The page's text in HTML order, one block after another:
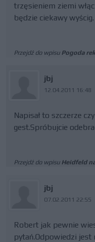
trzęsieniem ziemi
będzie ciekawy wyścig.
Przejdź do wpisu Pogoda
jbj
12.04.2011 16:48
Napisał to szczerze
gest.Spróbujcie
Przejdź do wpisu Heidfeld
jbj
07.02.2011 22:55
Robert jak pewnie
pytań.Odpowiedzi jest